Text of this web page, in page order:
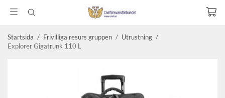
Startsida / Frivilliga resurs gruppen / Utrustning /
Explorer Gigatrunk 110 L